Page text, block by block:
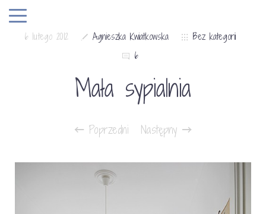
6 lutego 2012 Agnieszka Kwiatkowska
Bez kategorii
6
Mała sypialnia
Poprzedni Następny